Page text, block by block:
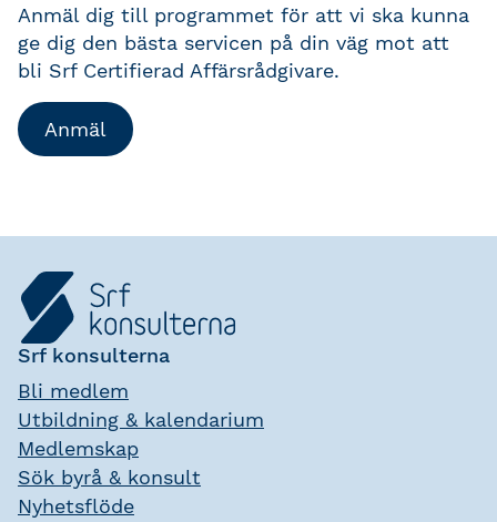
Anmäl dig till programmet för att vi ska kunna
ge dig den bästa servicen på din väg mot att
bli Srf Certifierad Affärsrådgivare.
Anmäl
Srf konsulterna
Bli medlem
Utbildning & kalendarium
Medlemskap
Sök byrå & konsult
Nyhetsflöde